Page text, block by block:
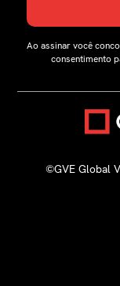
Ao assinar você
consentimento
©️GVE Global